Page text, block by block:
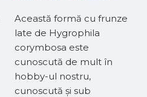
Această formă cu frunze
late de Hygrophila
corymbosa este
cunoscută de mult în
hobby-ul nostru,
cunoscută și sub